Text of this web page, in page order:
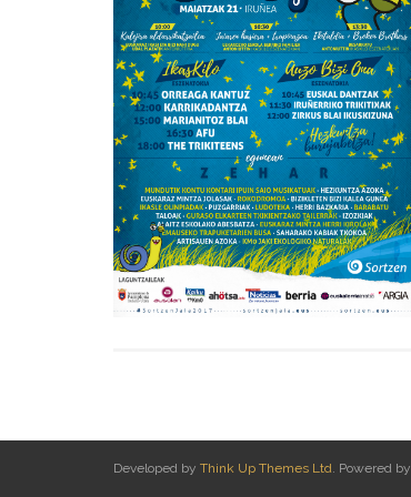
Developed by Think Up Themes Ltd. Powered by